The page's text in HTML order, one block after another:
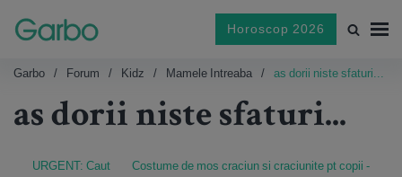
Horoscop 2026
Garbo Forum Kidz Mamele Intreaba as dorii niste sfaturi...
as dorii niste sfaturi...
URGENT: Caut
Costume de mos craciun si craciunite pt copii -